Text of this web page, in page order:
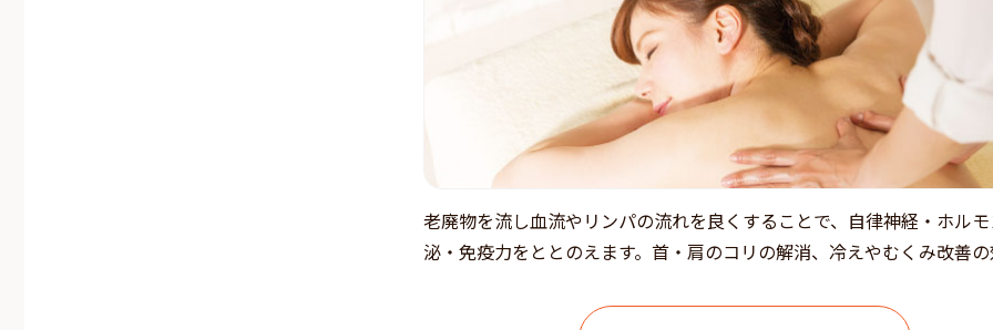
老廃物を流し血流やリンパの流れを良くすることで、自律神経・ホル
泌・免疫力をととのえます。首・肩のコリの解消、冷えやむくみ改善